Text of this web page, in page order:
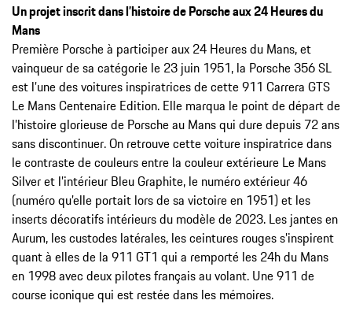
Un projet inscrit dans l’histoire de Porsche aux 24 Heures du
Mans
Première Porsche à participer aux 24 Heures du Mans, et
vainqueur de sa catégorie le 23 juin 1951, la Porsche 356 SL
est l’une des voitures inspiratrices de cette 911 Carrera GTS
Le Mans Centenaire Edition. Elle marqua le point de départ de
l’histoire glorieuse de Porsche au Mans qui dure depuis 72 ans
sans discontinuer. On retrouve cette voiture inspiratrice dans
le contraste de couleurs entre la couleur extérieure Le Mans
Silver et l’intérieur Bleu Graphite, le numéro extérieur 46
(numéro qu’elle portait lors de sa victoire en 1951) et les
inserts décoratifs intérieurs du modèle de 2023. Les jantes en
Aurum, les custodes latérales, les ceintures rouges s’inspirent
quant à elles de la 911 GT1 qui a remporté les 24h du Mans
en 1998 avec deux pilotes français au volant. Une 911 de
course iconique qui est restée dans les mémoires.